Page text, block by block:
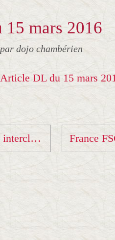
mars 2016
par dojo chambérien
15ème Challenge interclubs de la Ville de Belley .